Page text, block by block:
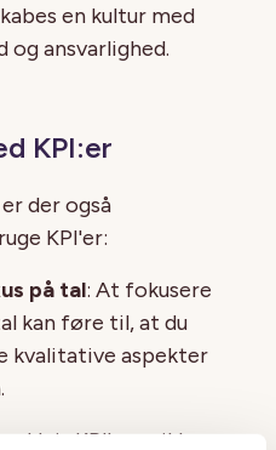
en kultur med
og ansvarlighed.
KPI:er
der også
KPI'er:
på tal: At fokusere
kan føre til, at du
kvalitative aspekter
: Hvis KPI'erne ikke